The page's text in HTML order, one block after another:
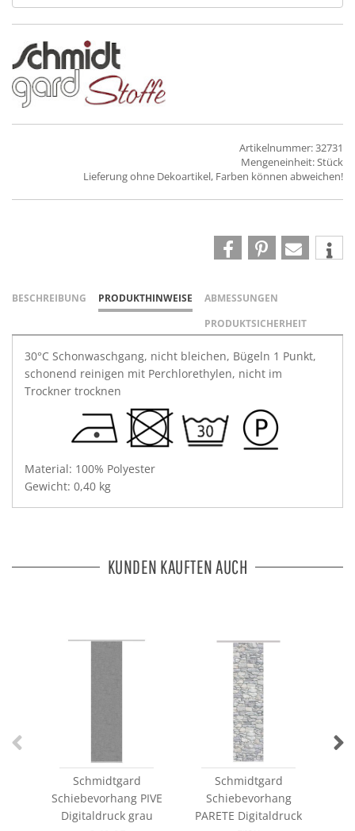
Artikelnummer: 32731
Mengeneinheit: Stück
Lieferung ohne Dekoartikel, Farben können abweichen!
BESCHREIBUNG PRODUKTHINWEISE
ABMESSUNGEN
PRODUKTSICHERHEIT
30°C Schonwaschgang, nicht bleichen, Bügeln 1 Punkt,
schonend reinigen mit Perchlorethylen, nicht im
Trockner trocknen
Material: 100% Polyester
Gewicht: 0,40 kg
KUNDEN KAUFTEN AUCH
Schmidtgard
Schiebevorhang PIVE
Digitaldruck grau
Schmidtgard
Schiebevorhang
PARETE Digitaldruck